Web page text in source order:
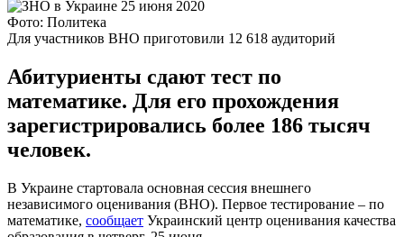
Фото: Политека
Для участников ВНО приготовили 12 618 аудиторий
Абитуриенты сдают тест по
математике. Для его прохождения
зарегистрировались более 186 тысяч
человек.
В Украине стартовала основная сессия внешнего
независимого оценивания (ВНО). Первое тестирование – по
математике, сообщает Украинский центр оценивания качества